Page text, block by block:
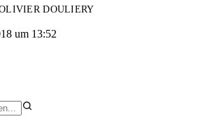
DOULIERY
um 13:52